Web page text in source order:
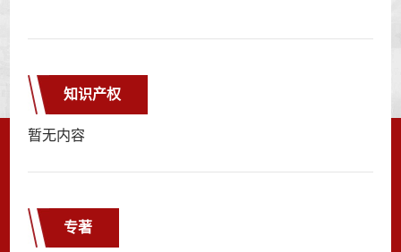
知识产权
暂无内容
专著